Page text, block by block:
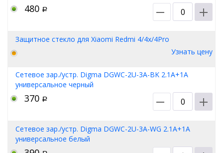
480 Р
Защитное стекло для Xiaomi Redmi 4/4x/4Pro
Узнать цену
Сетевое зар./устр. Digma DGWC-2U-3A-BK 2.1A+1A
универсальное черный
370 Р
Сетевое зар./устр. Digma DGWC-2U-3A-WG 2.1A+1A
универсальное белый